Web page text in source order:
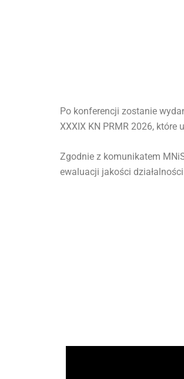
Po konferencji zostanie
XXXIX KN PRMR 2026,
Zgodnie z komunikatem
ewaluacji jakości